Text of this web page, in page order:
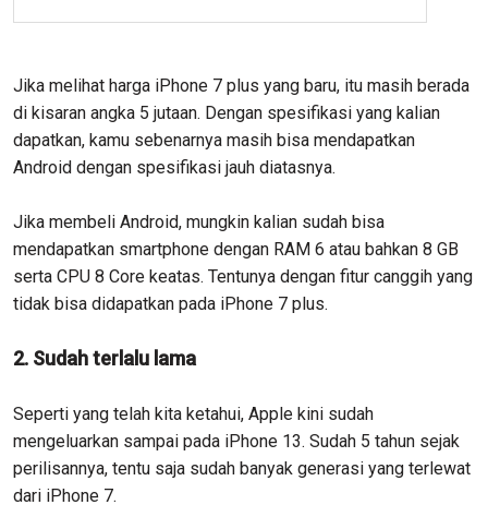
Jika melihat harga iPhone 7 plus yang baru, itu masih berada
di kisaran angka 5 jutaan. Dengan spesifikasi yang kalian
dapatkan, kamu sebenarnya masih bisa mendapatkan
Android dengan spesifikasi jauh diatasnya.
Jika membeli Android, mungkin kalian sudah bisa
mendapatkan smartphone dengan RAM 6 atau bahkan 8 GB
serta CPU 8 Core keatas. Tentunya dengan fitur canggih yang
tidak bisa didapatkan pada iPhone 7 plus.
2. Sudah terlalu lama
Seperti yang telah kita ketahui, Apple kini sudah
mengeluarkan sampai pada iPhone 13. Sudah 5 tahun sejak
perilisannya, tentu saja sudah banyak generasi yang terlewat
dari iPhone 7.